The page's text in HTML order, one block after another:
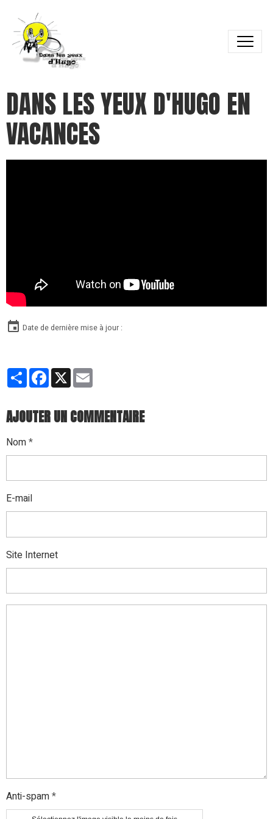
DANS LES YEUX D'HUGO EN
VACANCES
Date de dernière mise à jour :
PartagerFacebook
X
AJOUTER UN COMMENTAIRE
Nom
E-mail
Site Internet
Anti-spam